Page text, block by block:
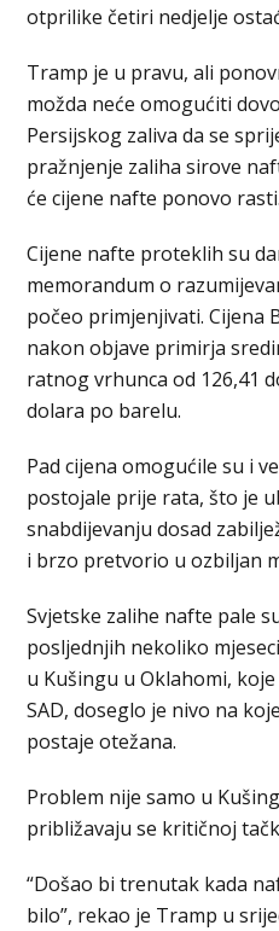
otprilike četiri nedjelje
Tramp je u pravu, ali
možda neće omogućiti
Persijskog zaliva da se
pražnjenje zaliha sirove
će cijene nafte ponovo rasti.
Cijene nafte proteklih su
memorandum o
počeo primjenjivati. Cijena
nakon objave primirja
ratnog vrhunca od 126,41
dolara po barelu.
Pad cijena omogućile su i
postojale prije rata, što je
snabdijevanju dosad
i brzo pretvorio u ozbiljan
Svjetske zalihe nafte pale
posljednjih nekoliko
u Kušingu u Oklahomi,
SAD, doseglo je nivo na
postaje otežana.
Problem nije samo u
približavaju se kritičnoj
“Došao bi trenutak kada
bilo”, rekao je Tramp u